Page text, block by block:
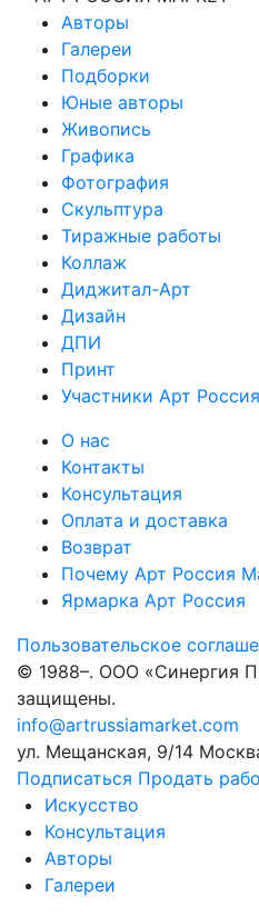
Авторы
Галереи
Подборки
Юные авторы
Живопись
Графика
Фотография
Скульптура
Тиражные работы
Коллаж
Диджитал-Арт
Дизайн
ДПИ
Принт
Участники Арт Россия
О нас
Контакты
Консультация
Оплата и доставка
Возврат
Почему Арт Россия
Ярмарка Арт Россия
Пользовательское
© 1988–. ООО «Синергия
защищены.
info@artrussiamarket.com
ул. Мещанская, 9/14
Подписаться Продать
Искусство
Консультация
Авторы
Галереи